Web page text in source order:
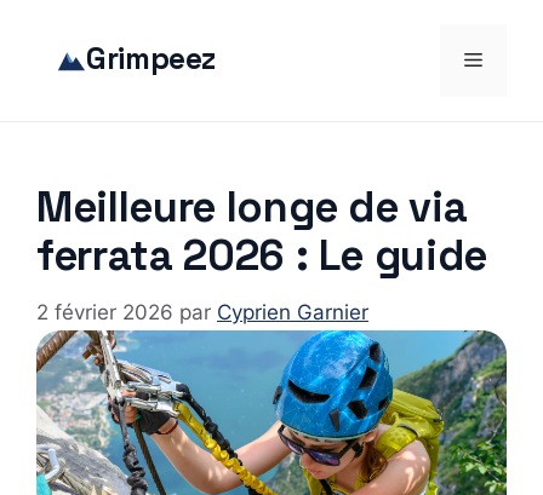
contenu Grimpeez Menu
Meilleure longe de via
ferrata 2026 : Le guide
2 février 2026 par Cyprien Garnier